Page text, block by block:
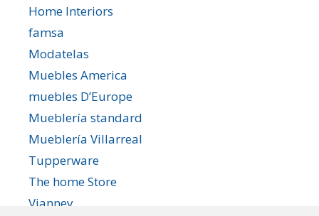
Home Interiors
famsa
Modatelas
Muebles America
muebles D’Europe
Mueblería standard
Mueblería Villarreal
Tupperware
The home Store
Vianney